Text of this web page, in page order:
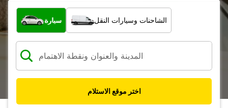
ما نوع المركبة؟
سيارة الشاحنات وسيارات النقل
اختر موقع الاستلام